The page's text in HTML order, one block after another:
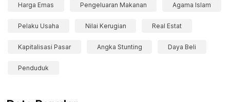
Harga Emas Pengeluaran Makanan Agama Islam
Pelaku Usaha Nilai Kerugian Real Estat
Kapitalisasi Pasar Angka Stunting Daya Beli
Penduduk